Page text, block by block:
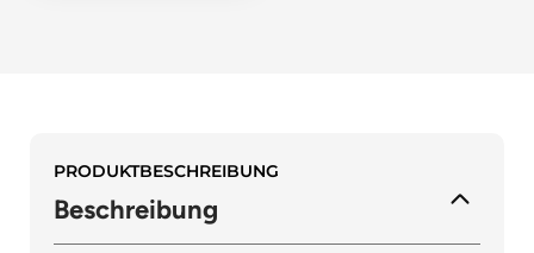
PRODUKTBESCHREIBUNG
Beschreibung